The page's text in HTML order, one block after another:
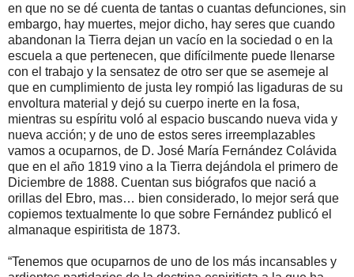
en que no se dé cuenta de tantas o cuantas defunciones, sin
embargo, hay muertes, mejor dicho, hay seres que cuando
abandonan la Tierra dejan un vacío en la sociedad o en la
escuela a que pertenecen, que difícilmente puede llenarse
con el trabajo y la sensatez de otro ser que se asemeje al
que en cumplimiento de justa ley rompió las ligaduras de su
envoltura material y dejó su cuerpo inerte en la fosa,
mientras su espíritu voló al espacio buscando nueva vida y
nueva acción; y de uno de estos seres irreemplazables
vamos a ocuparnos, de D. José María Fernández Colávida
que en el año 1819 vino a la Tierra dejándola el primero de
Diciembre de 1888. Cuentan sus biógrafos que nació a
orillas del Ebro, mas… bien considerado, lo mejor será que
copiemos textualmente lo que sobre Fernández publicó el
almanaque espiritista de 1873.
“Tenemos que ocuparnos de uno de los más incansables y